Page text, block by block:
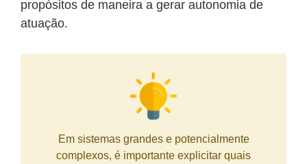
propósitos de maneira a gerar autonomia de
atuação.
Em sistemas grandes e potencialmente
complexos, é importante explicitar quais